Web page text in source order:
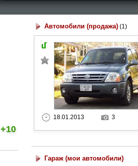
+10
Автомобили (продажа) (1)
18.01.2013 3
Гараж (мои автомобили)